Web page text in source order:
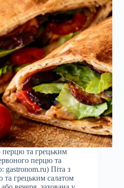
перцю та грецьким
перцю та
gastronom.ru) Піта з
грецьким салатом